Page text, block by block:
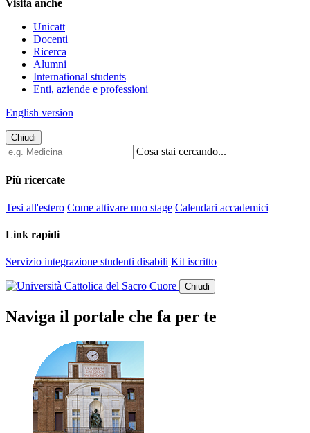
Visita anche
Unicatt
Docenti
Ricerca
Alumni
International students
Enti, aziende e professioni
English version
Chiudi
Cosa stai cercando...
Più ricercate
Tesi all'estero Come attivare uno stage Calendari accademici
Link rapidi
Servizio integrazione studenti disabili Kit iscritto
Chiudi
Naviga il portale che fa per te